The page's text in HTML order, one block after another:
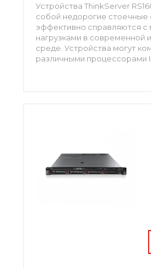
Устройства ThinkServer
собой недорогие стоечные
эффективно справляются
нагрузками в современной
среде. Устройства могут
различными процессорами